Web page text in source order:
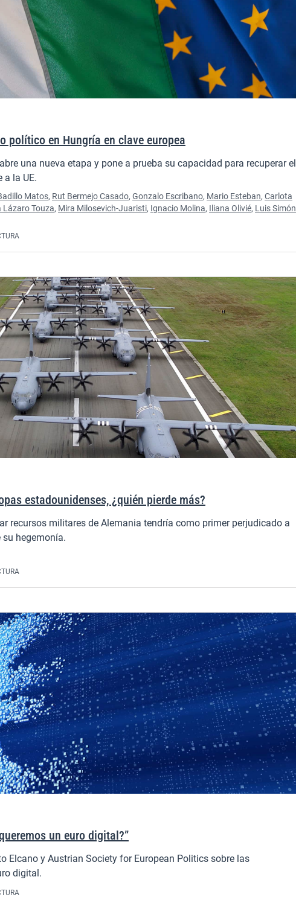
político en Hungría en clave europea
una nueva etapa y pone a prueba su capacidad para recuperar el
a la UE.
Matos, Rut Bermejo Casado, Gonzalo Escribano, Mario Esteban, Carlota
Lázaro Touza, Mira Milosevich-Juaristi, Ignacio Molina, Iliana Olivié, Luis Simón
estadounidenses, ¿quién pierde más?
recursos militares de Alemania tendría como primer perjudicado a
su hegemonía.
un euro digital?”
Elcano y Austrian Society for European Politics sobre las
digital.